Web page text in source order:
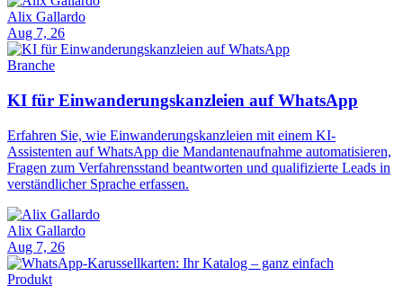
Alix Gallardo
Aug 7, 26
Branche
KI für Einwanderungskanzleien auf WhatsApp
Erfahren Sie, wie Einwanderungskanzleien mit einem KI-
Assistenten auf WhatsApp die Mandantenaufnahme automatisieren,
Fragen zum Verfahrensstand beantworten und qualifizierte Leads in
verständlicher Sprache erfassen.
Alix Gallardo
Aug 7, 26
Produkt